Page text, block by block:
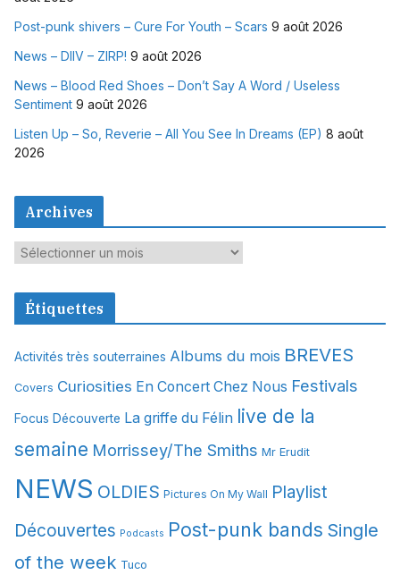
Post-punk shivers – Cure For Youth – Scars 9 août 2026
News – DIIV – ZIRP! 9 août 2026
News – Blood Red Shoes – Don’t Say A Word / Useless
Sentiment 9 août 2026
Listen Up – So, Reverie – All You See In Dreams (EP) 8 août
2026
Archives
A
c
v
e
Étiquettes
Activités très souterraines Albums du mois BREVES
Covers Curiosities En Concert Chez Nous Festivals
Focus Découverte La griffe du Félin live de la
semaine Morrissey/The Smiths Mr Erudit
NEWS OLDIES Pictures On My Wall Playlist
Découvertes Podcasts Post-punk bands Single
of the week Tuco